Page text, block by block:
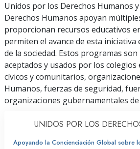
Unidos por los Derechos Humanos
Derechos Humanos apoyan
proporcionan recursos educativos
permiten el avance de esta iniciativa
de la sociedad. Estos programas
aceptados y usados por los colegios
cívicos y comunitarios,
Humanos, fuerzas de seguridad,
organizaciones gubernamentales
UNIDOS POR LOS
Apoyando la Concienciación Global sobre